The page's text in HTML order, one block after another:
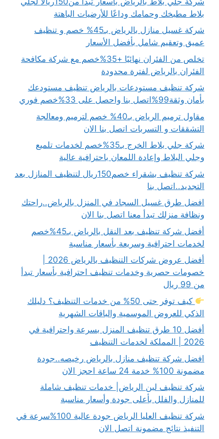
بلاط مطبخك وحمامك وداعًا للأرضيات الباهتة
شركة غسيل منازل بالرياض بـ45% خصم و تنظيف
عميق وتعقيم شامل بأفضل الأسعار
تخلص من الفئران نهائيًا +35%خصم مع شركة مكافحة
الفئران بالرياض لفترة محدودة
شركة تنظيف مستودعات بالرياض تنظيف مستودعك
بأمان وثقة99%اتصل بنا واحصل على 33%خصم فوري
مقاول ترميم الرياض بـ40% خصم لترميم ومعالجة
التشققات و التسربات اتصل بنا الان
شركة جلي بلاط الخرج بـ35%خصم لخدمات تلميع
وجلي البلاط وإعادة اللمعان باحترافية عالية
شركة تنظيف بشقراء خصم150ريال لتنظيف المنازل بعد
التجديد..اتصل بنا
افضل طرق غسيل السجاد في المنزل بالرياض..راحتك
ونظافة منزلك تبدأ معنا اتصل بنا الان
أفضل شركة تنظيف بعد النقل بالرياض بـ45%خصم
لخدمات احترافية وسريعة بأسعار مناسبة
خصومات حصرية وخدمات تنظيف احترافية بأسعار تبدأ
من 99 ريال
كيف توفر حتى 50% من خدمات التنظيف؟ دليلك
الذكي للعروض الموسمية والباقات الشهرية
أفضل 10 طرق تنظيف المنزل بسرعة واحترافية في
2026 | المملكة لخدمات التنظيف
افضل شركة تنظيف منازل بالرياض رخيصه..جودة
مضمونة 100% خدمة 24 ساعة احجز الان
شركة تنظيف لبن الرياض| خدمات تنظيف شاملة
للمنازل والفلل بأعلى جودة وأسعار مناسبة
شركة تنظيف العليا الرياض جودة عالية 100%سرعة في
التنفيذ نتائج مضمونة اتصل الان